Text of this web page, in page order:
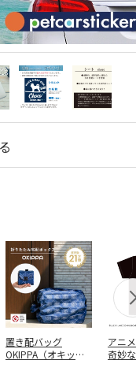
置き配バッグ
OKIPPA（オキッ
アニ
奇妙